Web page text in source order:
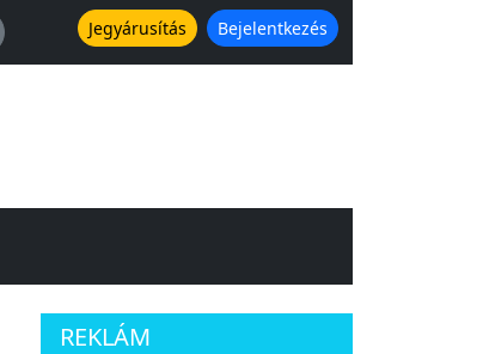
Jegyárusítás Bejelentkezés
REKLÁM